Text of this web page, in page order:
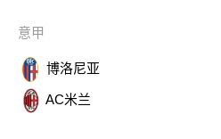
意甲
博洛尼亚
AC米兰